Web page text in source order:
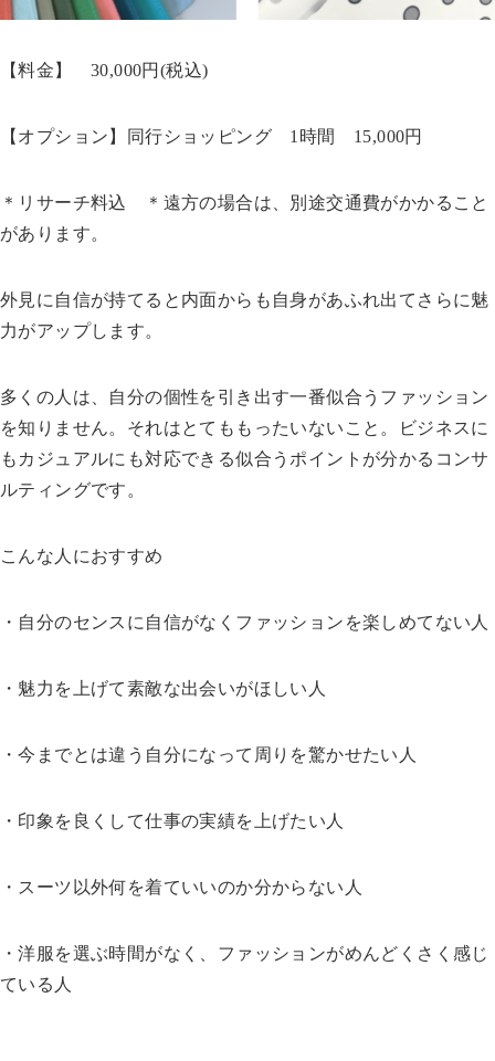
【料金】 30,000円(税込)
【オプション】同行ショッピング 1時間 15,000円
＊リサーチ料込 ＊遠方の場合は、別途交通費がかかること
があります。
外見に自信が持てると内面からも自身があふれ出てさらに魅
力がアップします。
多くの人は、自分の個性を引き出す一番似合うファッション
を知りません。それはとてももったいないこと。ビジネスに
もカジュアルにも対応できる似合うポイントが分かるコンサ
ルティングです。
こんな人におすすめ
・自分のセンスに自信がなくファッションを楽しめてない人
・魅力を上げて素敵な出会いがほしい人
・今までとは違う自分になって周りを驚かせたい人
・印象を良くして仕事の実績を上げたい人
・スーツ以外何を着ていいのか分からない人
・洋服を選ぶ時間がなく、ファッションがめんどくさく感じ
ている人